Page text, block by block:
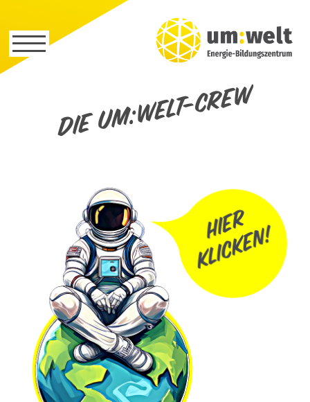
Die um:welt-Crew